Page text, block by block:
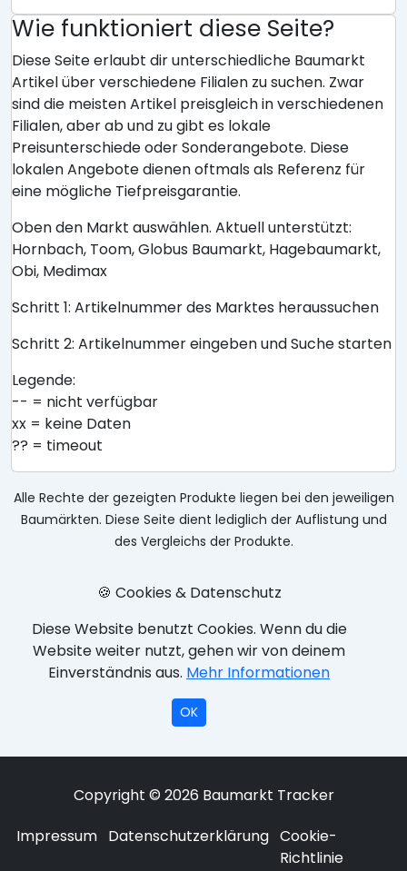
Wie funktioniert diese Seite?
Diese Seite erlaubt dir unterschiedliche Baumarkt
Artikel über verschiedene Filialen zu suchen. Zwar
sind die meisten Artikel preisgleich in verschiedenen
Filialen, aber ab und zu gibt es lokale
Preisunterschiede oder Sonderangebote. Diese
lokalen Angebote dienen oftmals als Referenz für
eine mögliche Tiefpreisgarantie.
Oben den Markt auswählen. Aktuell unterstützt:
Hornbach, Toom, Globus Baumarkt, Hagebaumarkt,
Obi, Medimax
Schritt 1: Artikelnummer des Marktes heraussuchen
Schritt 2: Artikelnummer eingeben und Suche starten
Legende:
-- = nicht verfügbar
xx = keine Daten
?? = timeout
Alle Rechte der gezeigten Produkte liegen bei den jeweiligen
Baumärkten. Diese Seite dient lediglich der Auflistung und
des Vergleichs der Produkte.
🍪 Cookies & Datenschutz
Diese Website benutzt Cookies. Wenn du die
Website weiter nutzt, gehen wir von deinem
Einverständnis aus. Mehr Informationen
OK
Copyright © 2026 Baumarkt Tracker
Impressum Datenschutzerklärung Cookie-
Richtlinie